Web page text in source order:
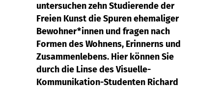
untersuchen zehn Studierende der
Freien Kunst die Spuren ehemaliger
Bewohner*innen und fragen nach
Formen des Wohnens, Erinnerns und
Zusammenlebens. Hier können Sie
durch die Linse des Visuelle-
Kommunikation-Studenten Richard